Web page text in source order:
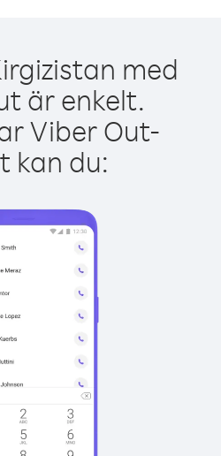
med
är enkelt.
Viber Out-
kan du: